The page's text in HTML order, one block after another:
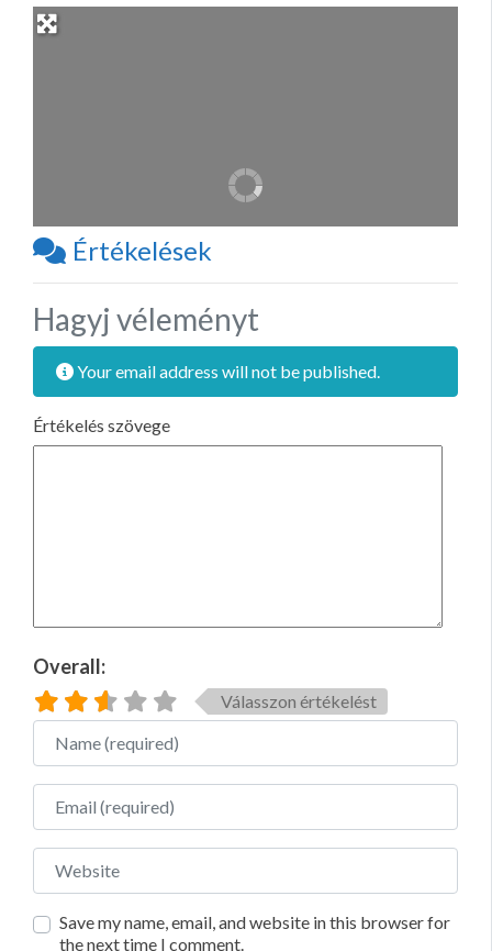
Értékelések
Hagyj véleményt
Your email address will not be published.
Értékelés szövege
Overall:
Válasszon értékelést
Name
Email
Website
Save my name, email, and website in this browser for
the next time I comment.